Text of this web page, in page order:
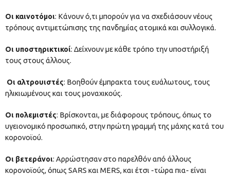
Οι καινοτόμοι: Κάνουν ό,τι μπορούν για να σχεδιάσουν νέους
τρόπους αντιμετώπισης της πανδημίας ατομικά και συλλογικά.
Οι υποστηρικτικοί: Δείχνουν με κάθε τρόπο την υποστήριξή
τους στους άλλους.
Οι αλτρουιστές: Βοηθούν έμπρακτα τους ευάλωτους, τους
ηλικιωμένους και τους μοναχικούς.
Οι πολεμιστές: Βρίσκονται, με διάφορους τρόπους, όπως το
υγειονομικό προσωπικό, στην πρώτη γραμμή της μάχης κατά του
κορονοϊού.
Οι βετεράνοι: Αρρώστησαν στο παρελθόν από άλλους
κορονοϊούς, όπως SARS και MERS, και έτσι -τώρα πια- είναι